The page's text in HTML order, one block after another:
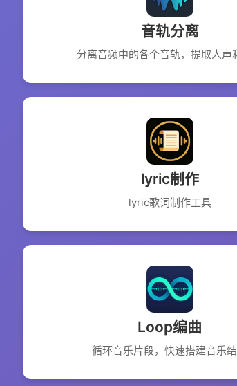
音轨分离
分离音频中的各个音轨，提取人声
lyric制作
lyric歌词制作工具
Loop编曲
循环音乐片段，快速搭建音乐